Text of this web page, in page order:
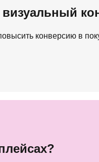
конверсию в